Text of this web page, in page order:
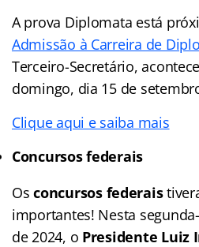
A prova Diplomata está
Admissão à Carreira de
Terceiro-Secretário,
domingo, dia 15 de
Clique aqui e saiba mais
Concursos federais
Osconcursos federais
importantes! Nesta
de 2024, o Presidente Luiz